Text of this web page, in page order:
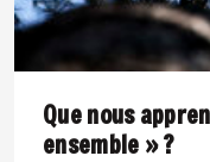
Que nous
ensemble » ?